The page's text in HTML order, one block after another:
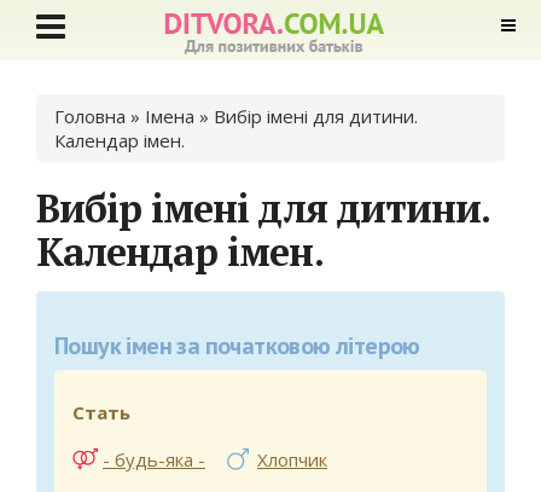
Ви є тут
Головна » Імена » Вибір імені для дитини.
Календар імен.
Вибір імені для дитини.
Календар імен.
Пошук імен за початковою літерою
Стать
- будь-яка -
Хлопчик